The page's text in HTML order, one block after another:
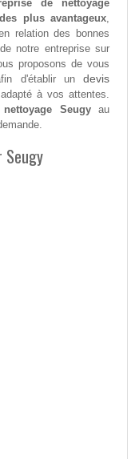
de nettoyage
plus avantageux,
relation des bonnes
notre entreprise sur
proposons de vous
d'établir undevis
à vos attentes.
Seugyau
Seugy